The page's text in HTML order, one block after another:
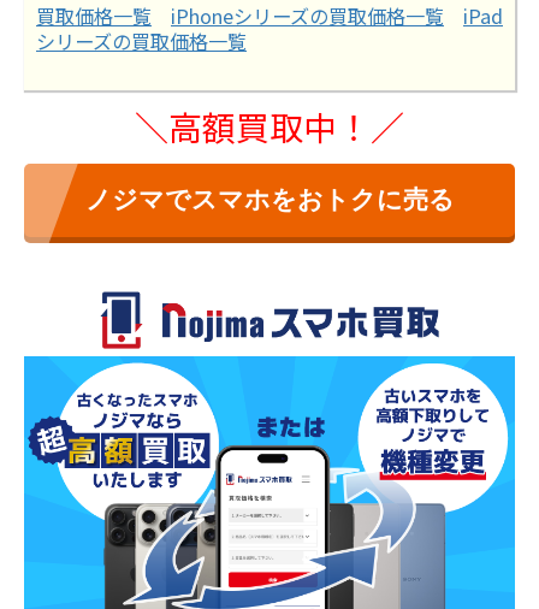
買取価格一覧 iPhoneシリーズの買取価格一覧
iPad
シリーズの買取価格一覧
＼高額買取中！／
ノジマでスマホをおトクに売る